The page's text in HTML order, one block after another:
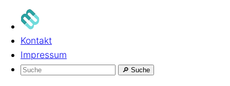
Kontakt
Impressum
🔎 Suche